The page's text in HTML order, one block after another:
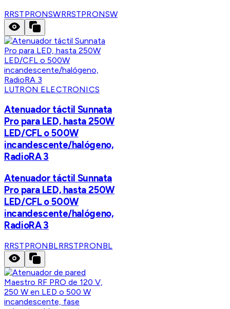
RRSTPRONSWRRSTPRONSW
LUTRON ELECTRONICS
Atenuador táctil Sunnata
Pro para LED, hasta 250W
LED/CFL o 500W
incandescente/halógeno,
RadioRA 3
Atenuador táctil Sunnata
Pro para LED, hasta 250W
LED/CFL o 500W
incandescente/halógeno,
RadioRA 3
RRSTPRONBLRRSTPRONBL